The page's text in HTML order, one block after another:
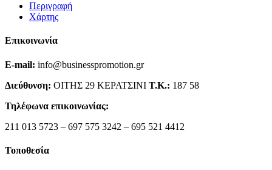
Περιγραφή
Χάρτης
Επικοινωνία
E-mail: info@businesspromotion.gr
Διεύθυνση: ΟΙΤΗΣ 29 ΚΕΡΑΤΣΙΝΙ Τ.Κ.: 187 58
Τηλέφωνα επικοινωνίας:
211 013 5723 – 697 575 3242 – 695 521 4412
Τοποθεσία